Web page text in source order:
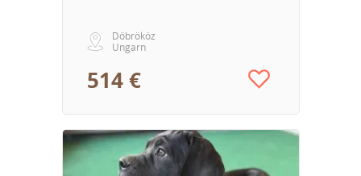
Döbrököz
Ungarn
514 €